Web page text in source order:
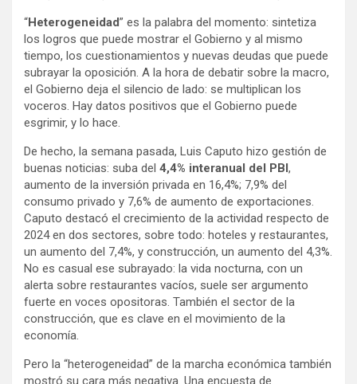
“Heterogeneidad” es la palabra del momento: sintetiza
los logros que puede mostrar el Gobierno y al mismo
tiempo, los cuestionamientos y nuevas deudas que puede
subrayar la oposición. A la hora de debatir sobre la macro,
el Gobierno deja el silencio de lado: se multiplican los
voceros. Hay datos positivos que el Gobierno puede
esgrimir, y lo hace.
De hecho, la semana pasada, Luis Caputo hizo gestión de
buenas noticias: suba del 4,4% interanual del PBI,
aumento de la inversión privada en 16,4%; 7,9% del
consumo privado y 7,6% de aumento de exportaciones.
Caputo destacó el crecimiento de la actividad respecto de
2024 en dos sectores, sobre todo: hoteles y restaurantes,
un aumento del 7,4%, y construcción, un aumento del 4,3%.
No es casual ese subrayado: la vida nocturna, con un
alerta sobre restaurantes vacíos, suele ser argumento
fuerte en voces opositoras. También el sector de la
construcción, que es clave en el movimiento de la
economía.
Pero la “heterogeneidad” de la marcha económica también
mostró su cara más negativa. Una encuesta de